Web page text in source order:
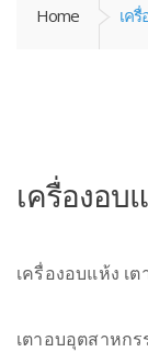
Home เค
เครื่องอบ
เครื่องอบแห้ง เ
เตาอบอุตสาหก